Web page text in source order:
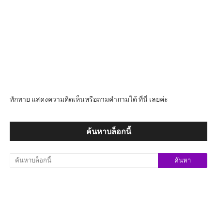
ทักทาย แสดงความคิดเห็นหรือถามคำถามได้ ที่นี่ เลยค่ะ
ค้นหาบล็อกนี้